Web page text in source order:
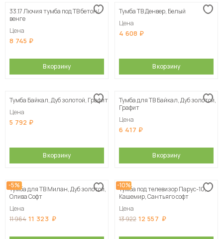
33.17 Лючия тумба под ТВ бетон/
венге
Цена
8 745
В корзину
Тумба ТВ Денвер, Белый
Цена
4 608
В корзину
Тумба Байкал, Дуб золотой, Графит
Цена
5 792
В корзину
Тумба для ТВ Байкал, Дуб золотой,
Графит
Цена
6 417
В корзину
-5%
Тумба для ТВ Милан, Дуб золотой,
Олива Софт
Цена
11 964 11 323
-10%
Тумба под телевизор Парус-10,
Кашемир, Сантьяго софт
Цена
13 922 12 557